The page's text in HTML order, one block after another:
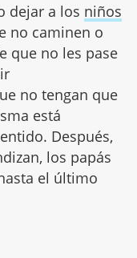
dejar a los niños
no caminen o
que no les pase
no tengan que
está
Después,
los papás
el último